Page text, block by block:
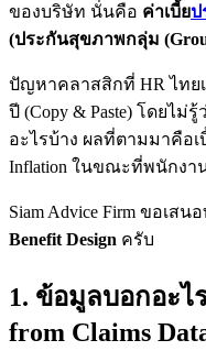
ของบริษัท นั่นคือ ค่าเบี้ยป
(ประกันสุขภาพกลุ่ม
ปัญหาคลาสสิกที่ HR ไทย
ปี (Copy & Paste) โดยไ
อะไรบ้าง ผลที่ตามมาคือ
Inflation ในขณะที่พนักงา
Siam Advice Firm ขอเส
Benefit Design ครับ
1. ข้อมูลบอกอะไ
from Claims